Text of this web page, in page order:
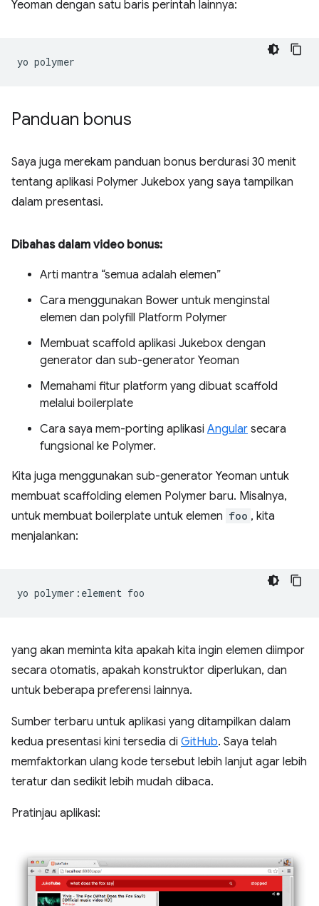
Yeoman dengan satu baris perintah lainnya:
yo
Panduan bonus
Saya juga merekam panduan bonus berdurasi 30 menit
tentang aplikasi Polymer Jukebox yang saya tampilkan
dalam presentasi.
Dibahas dalam video bonus:
Arti mantra “semua adalah elemen”
Cara menggunakan Bower untuk menginstal
elemen dan polyfill Platform Polymer
Membuat scaffold aplikasi Jukebox dengan
generator dan sub-generator Yeoman
Memahami fitur platform yang dibuat scaffold
melalui boilerplate
Cara saya mem-porting aplikasi Angular secara
fungsional ke Polymer.
Kita juga menggunakan sub-generator Yeoman untuk
membuat scaffolding elemen Polymer baru. Misalnya,
untuk membuat boilerplate untuk elemen foo , kita
menjalankan:
yo polymer:element
yang akan meminta kita apakah kita ingin elemen diimpor
secara otomatis, apakah konstruktor diperlukan, dan
untuk beberapa preferensi lainnya.
Sumber terbaru untuk aplikasi yang ditampilkan dalam
kedua presentasi kini tersedia di GitHub. Saya telah
memfaktorkan ulang kode tersebut lebih lanjut agar lebih
teratur dan sedikit lebih mudah dibaca.
Pratinjau aplikasi: